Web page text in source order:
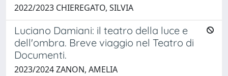
2022/2023 CHIEREGATO, SILVIA
Luciano Damiani: il teatro della luce e
dell'ombra. Breve viaggio nel Teatro di
Documenti.
2023/2024 ZANON, AMELIA